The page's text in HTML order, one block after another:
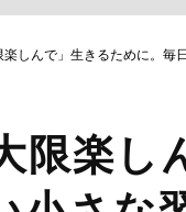
しんで」生きるために。毎
限楽し